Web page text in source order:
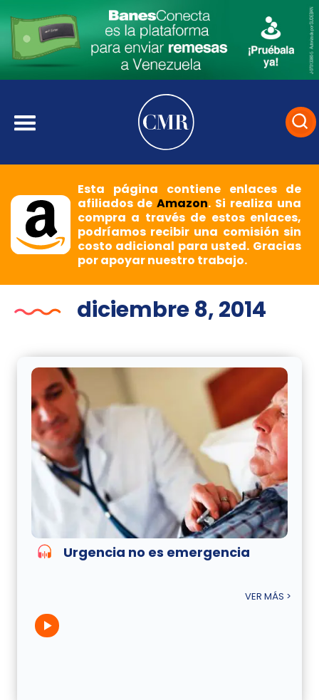
Esta página contiene enlaces de
afiliados deAmazon. Si realiza una
compra a través de estos enlaces,
podríamos recibir una comisión sin
costo adicional para usted. Gracias
por apoyar nuestro trabajo.
diciembre 8, 2014
Urgencia no es emergencia
VER MÁS >